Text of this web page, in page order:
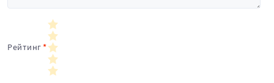
Рейтинг